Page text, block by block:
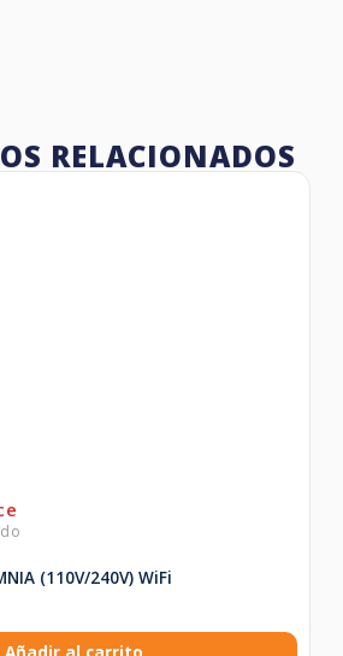
RELACIONADOS
(110V/240V) WiFi